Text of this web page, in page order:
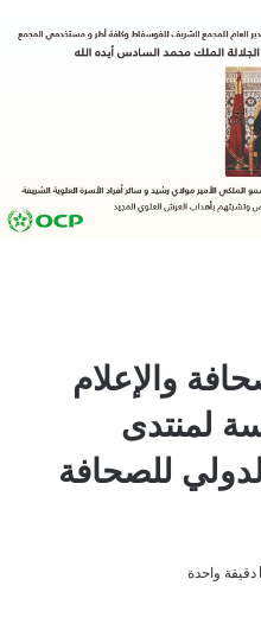
والإعلام
لمنتدى
للصحافة
دقيقة واحدة